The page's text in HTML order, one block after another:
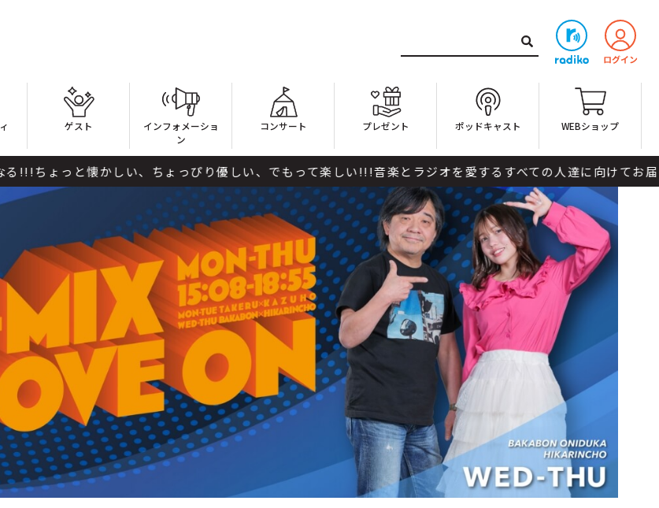
ゲスト
インフォメーショ
ン
コンサート プレゼント ポッドキャスト WEBショップ
、ちょっぴり優しい、でもって楽しい!!!音楽とラジオを愛するすべての人達に向けてお届けしていきま